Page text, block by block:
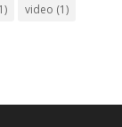
video (1)